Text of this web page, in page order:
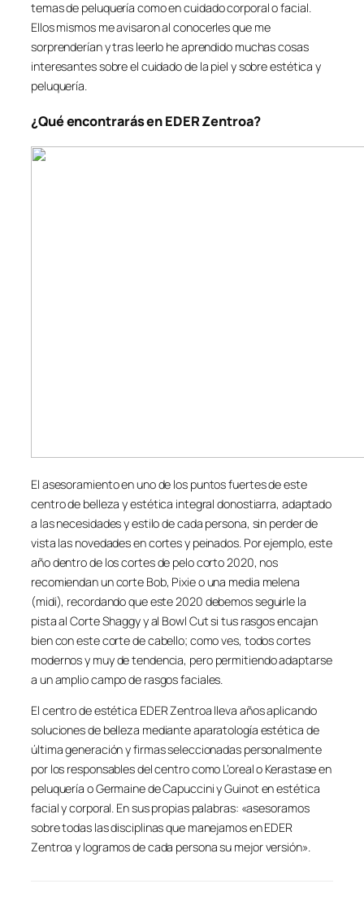
temas de peluquería como en cuidado corporal o facial.
Ellos mismos me avisaron al conocerles que me
sorprenderían y tras leerlo he aprendido muchas cosas
interesantes sobre el cuidado de la piel y sobre estética y
peluquería.
¿Qué encontrarás en EDER Zentroa?
El asesoramiento en uno de los puntos fuertes de este
centro de belleza y estética integral donostiarra, adaptado
a las necesidades y estilo de cada persona, sin perder de
vista las novedades en cortes y peinados. Por ejemplo, este
año dentro de los cortes de pelo corto 2020, nos
recomiendan un corte Bob, Pixie o una media melena
(midi), recordando que este 2020 debemos seguirle la
pista al Corte Shaggy y al Bowl Cut si tus rasgos encajan
bien con este corte de cabello; como ves, todos cortes
modernos y muy de tendencia, pero permitiendo adaptarse
a un amplio campo de rasgos faciales.
El centro de estética EDER Zentroa lleva años aplicando
soluciones de belleza mediante aparatología estética de
última generación y firmas seleccionadas personalmente
por los responsables del centro como L’oreal o Kerastase en
peluquería o Germaine de Capuccini y Guinot en estética
facial y corporal. En sus propias palabras: «asesoramos
sobre todas las disciplinas que manejamos en EDER
Zentroa y logramos de cada persona su mejor versión».